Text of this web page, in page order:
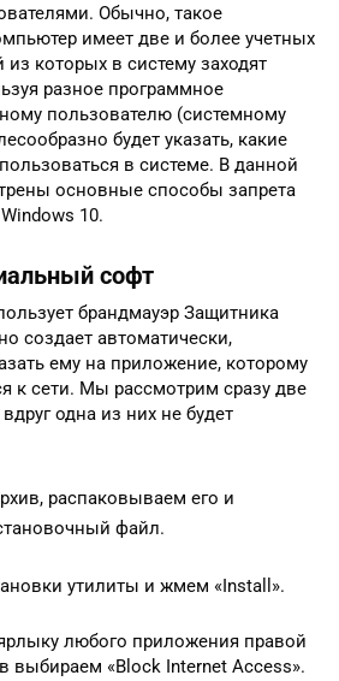
Обычно, такое
имеет две и более учетных
которых в систему заходят
разное программное
пользователю (системному
будет указать, какие
в системе. В данной
основные способы запрета
10.
софт
брандмауэр Защитника
создает автоматически,
ему на приложение, которому
к сети. Мы рассмотрим сразу две
одна из них не будет
распаковываем его и
файл.
утилиты и жмем «Install».
любого приложения правой
«Block Internet Access».